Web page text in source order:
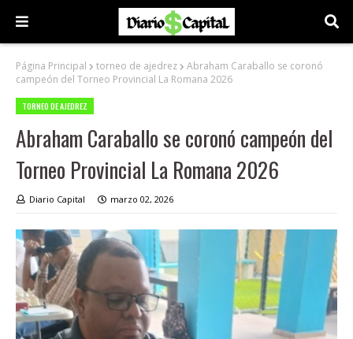
Página Principal torneo de ajedrez
Abraham Caraballo se coronó
campeón del Torneo Provincial La Romana 2026
TORNEO DE AJEDREZ
Abraham Caraballo se coronó campeón del
Torneo Provincial La Romana 2026
Diario Capital marzo 02, 2026